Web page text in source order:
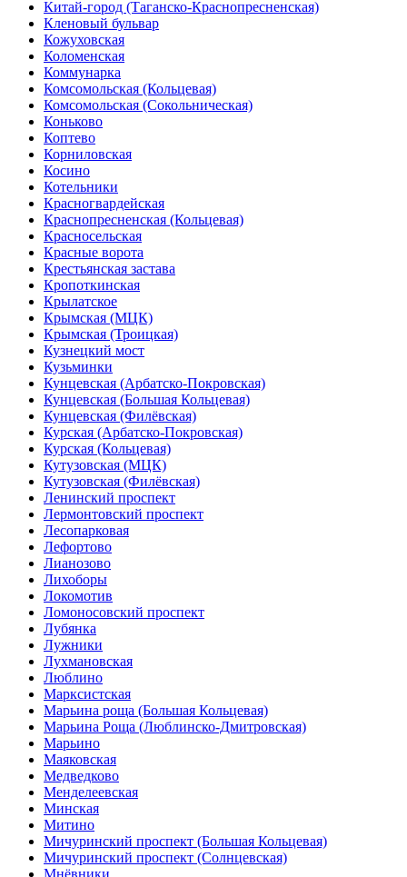
Китай-город (Таганско-Краснопресненская)
Кленовый бульвар
Кожуховская
Коломенская
Коммунарка
Комсомольская (Кольцевая)
Комсомольская (Сокольническая)
Коньково
Коптево
Корниловская
Косино
Котельники
Красногвардейская
Краснопресненская (Кольцевая)
Красносельская
Красные ворота
Крестьянская застава
Кропоткинская
Крылатское
Крымская (МЦК)
Крымская (Троицкая)
Кузнецкий мост
Кузьминки
Кунцевская (Арбатско-Покровская)
Кунцевская (Большая Кольцевая)
Кунцевская (Филёвская)
Курская (Арбатско-Покровская)
Курская (Кольцевая)
Кутузовская (МЦК)
Кутузовская (Филёвская)
Ленинский проспект
Лермонтовский проспект
Лесопарковая
Лефортово
Лианозово
Лихоборы
Локомотив
Ломоносовский проспект
Лубянка
Лужники
Лухмановская
Люблино
Марксистская
Марьина роща (Большая Кольцевая)
Марьина Роща (Люблинско-Дмитровская)
Марьино
Маяковская
Медведково
Менделеевская
Минская
Митино
Мичуринский проспект (Большая Кольцевая)
Мичуринский проспект (Солнцевская)
Мнёвники